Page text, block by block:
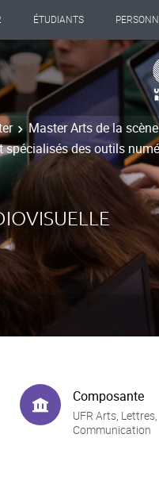
ÉTUDIANTS
Master Arts de la
spécialisés des outils
Composante
UFR Arts, Lettres,
Communication